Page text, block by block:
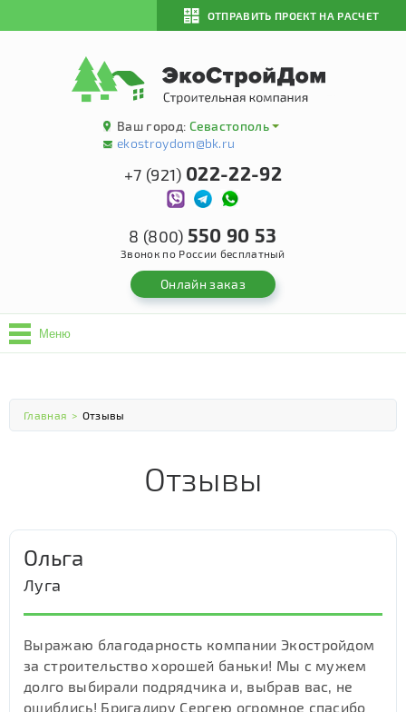
ОТПРАВИТЬ ПРОЕКТ НА РАСЧЕТ
Ваш город: Севастополь
ekostroydom@bk.ru
+7 (921) 022-22-92
8 (800) 550 90 53
Звонок по России бесплатный
Онлайн заказ
Меню
Главная > Отзывы
Отзывы
Ольга
Луга
Выражаю благодарность компании Экостройдом
за строительство хорошей баньки! Мы с мужем
долго выбирали подрядчика и, выбрав вас, не
ошиблись! Бригадиру Сергею огромное спасибо